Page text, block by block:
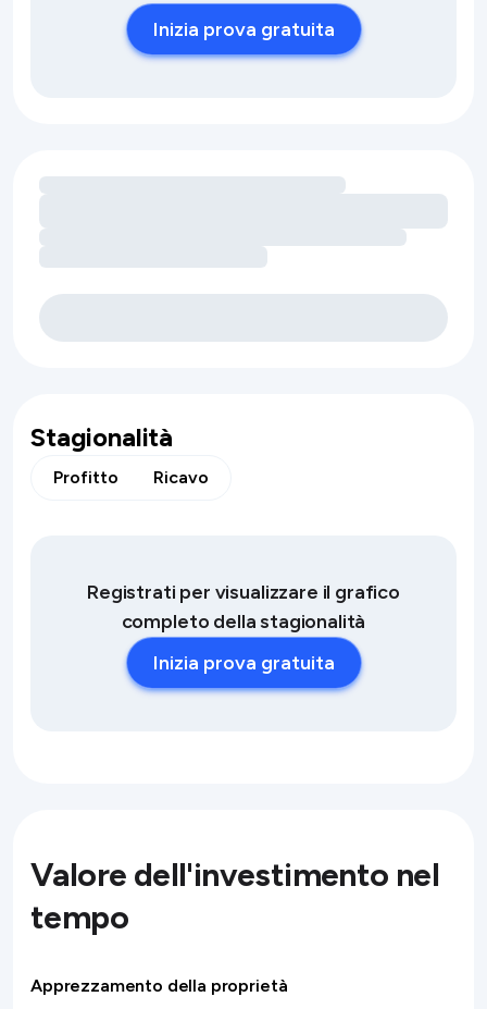
Inizia prova gratuita
Caricamento delle opportunità di ricavo legate ai servizi
Stagionalità
Profitto Ricavo
Registrati per visualizzare il grafico
completo della stagionalità
Inizia prova gratuita
Valore dell'investimento nel
tempo
Apprezzamento della proprietà